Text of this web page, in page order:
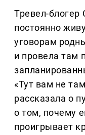
Тревел-блогер
постоянно
уговорам
и провела там
«Тут вам не
рассказала о
о том, почему
проигрывает